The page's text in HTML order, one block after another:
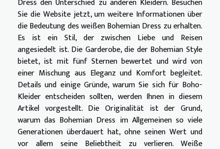
Sie die Websitejetzt, um weitere Informationen über
die Bedeutung des weißen Bohemian Dress zu erhalten.
Es ist ein Stil, der zwischen Liebe und Reisen
angesiedelt ist. Die Garderobe, die der Bohemian Style
bietet, ist mit fünf Sternen bewertet und wird von
einer Mischung aus Eleganz und Komfort begleitet.
Details und einige Gründe, warum Sie sich für Boho-
Kleider entscheiden sollten, werden Ihnen in diesem
Artikel vorgestellt. Die Originalität ist der Grund,
warum das Bohemian Dress im Allgemeinen so viele
Generationen überdauert hat, ohne seinen Wert und
vor allem seine Beliebtheit zu verlieren. Weiße